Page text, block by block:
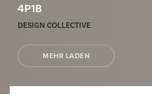
4P1B
DESIGN COLLECTIVE
MEHR LADEN